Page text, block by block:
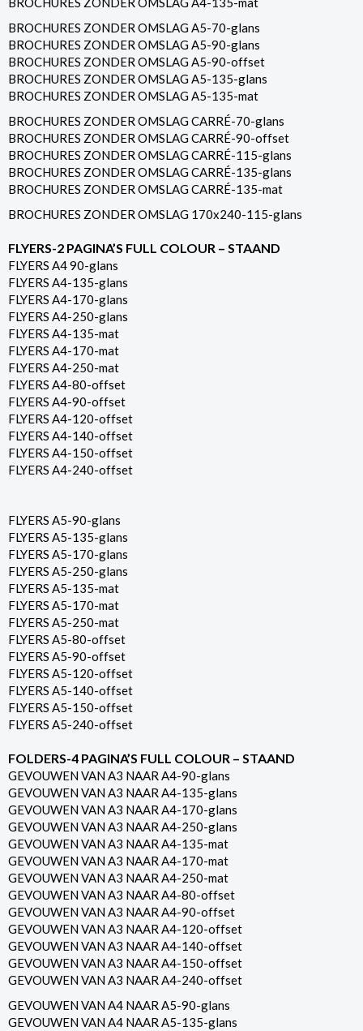
BROCHURES ZONDER OMSLAG A5-70-glans
BROCHURES ZONDER OMSLAG A5-90-glans
BROCHURES ZONDER OMSLAG A5-90-offset
BROCHURES ZONDER OMSLAG A5-135-glans
BROCHURES ZONDER OMSLAG A5-135-mat
BROCHURES ZONDER OMSLAG CARRÉ-70-glans
BROCHURES ZONDER OMSLAG CARRÉ-90-offset
BROCHURES ZONDER OMSLAG CARRÉ-115-glans
BROCHURES ZONDER OMSLAG CARRÉ-135-glans
BROCHURES ZONDER OMSLAG CARRÉ-135-mat
BROCHURES ZONDER OMSLAG 170x240-115-glans
FLYERS-2 PAGINA’S FULL COLOUR – STAAND
FLYERS A4 90-glans
FLYERS A4-135-glans
FLYERS A4-170-glans
FLYERS A4-250-glans
FLYERS A4-135-mat
FLYERS A4-170-mat
FLYERS A4-250-mat
FLYERS A4-80-offset
FLYERS A4-90-offset
FLYERS A4-120-offset
FLYERS A4-140-offset
FLYERS A4-150-offset
FLYERS A4-240-offset
FLYERS A5-90-glans
FLYERS A5-135-glans
FLYERS A5-170-glans
FLYERS A5-250-glans
FLYERS A5-135-mat
FLYERS A5-170-mat
FLYERS A5-250-mat
FLYERS A5-80-offset
FLYERS A5-90-offset
FLYERS A5-120-offset
FLYERS A5-140-offset
FLYERS A5-150-offset
FLYERS A5-240-offset
FOLDERS-4 PAGINA’S FULL COLOUR – STAAND
GEVOUWEN VAN A3 NAAR A4-90-glans
GEVOUWEN VAN A3 NAAR A4-135-glans
GEVOUWEN VAN A3 NAAR A4-170-glans
GEVOUWEN VAN A3 NAAR A4-250-glans
GEVOUWEN VAN A3 NAAR A4-135-mat
GEVOUWEN VAN A3 NAAR A4-170-mat
GEVOUWEN VAN A3 NAAR A4-250-mat
GEVOUWEN VAN A3 NAAR A4-80-offset
GEVOUWEN VAN A3 NAAR A4-90-offset
GEVOUWEN VAN A3 NAAR A4-120-offset
GEVOUWEN VAN A3 NAAR A4-140-offset
GEVOUWEN VAN A3 NAAR A4-150-offset
GEVOUWEN VAN A3 NAAR A4-240-offset
GEVOUWEN VAN A4 NAAR A5-90-glans
GEVOUWEN VAN A4 NAAR A5-135-glans